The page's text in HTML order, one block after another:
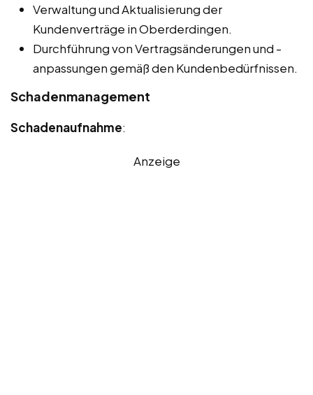
Verwaltung und Aktualisierung der
Kundenverträge in Oberderdingen.
Durchführung von Vertragsänderungen und -
anpassungen gemäß den Kundenbedürfnissen.
Schadenmanagement
Schadenaufnahme:
Anzeige